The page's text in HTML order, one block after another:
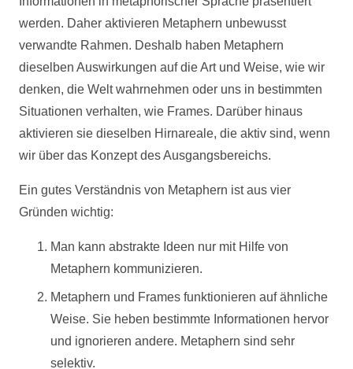
werden. Daher aktivieren Metaphern unbewusst
verwandte Rahmen. Deshalb haben Metaphern
dieselben Auswirkungen auf die Art und Weise, wie wir
denken, die Welt wahrnehmen oder uns in bestimmten
Situationen verhalten, wie Frames. Darüber hinaus
aktivieren sie dieselben Hirnareale, die aktiv sind, wenn
wir über das Konzept des Ausgangsbereichs.
Ein gutes Verständnis von Metaphern ist aus vier
Gründen wichtig:
Man kann abstrakte Ideen nur mit Hilfe von
Metaphern kommunizieren.
Metaphern und Frames funktionieren auf ähnliche
Weise. Sie heben bestimmte Informationen hervor
und ignorieren andere. Metaphern sind sehr
selektiv.